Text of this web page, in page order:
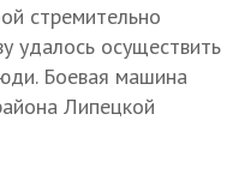
стремительно
удалось осуществить
Боевая машина
Липецкой